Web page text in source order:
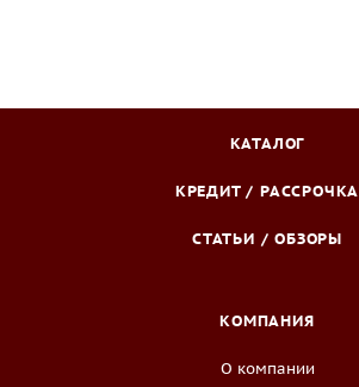
КАТАЛОГ
КРЕДИТ / РАССРОЧКА
СТАТЬИ / ОБЗОРЫ
КОМПАНИЯ
О компании